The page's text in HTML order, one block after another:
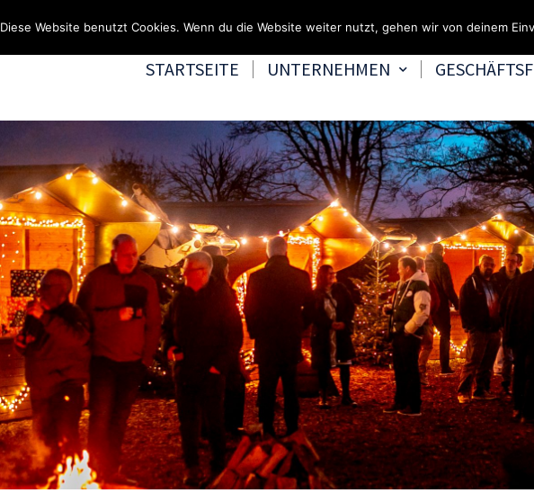
STARTSEITE UNTERNEHMEN
Diese Website benutzt Cookies. Wenn du die Website weiter nutzt, gehen wir von deinem